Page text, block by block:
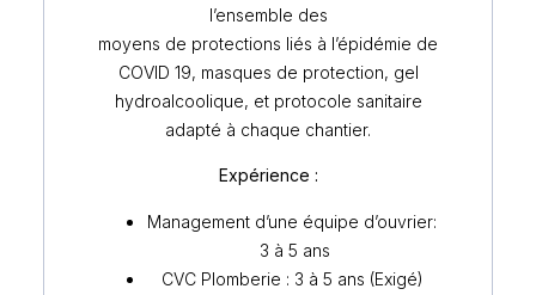
l’ensemble des
moyens de protections liés à l’épidémie de
COVID 19, masques de protection, gel
hydroalcoolique, et protocole sanitaire
adapté à chaque chantier.
Expérience :
Management d’une équipe d’ouvrier:
3 à 5 ans
CVC Plomberie : 3 à 5 ans (Exigé)